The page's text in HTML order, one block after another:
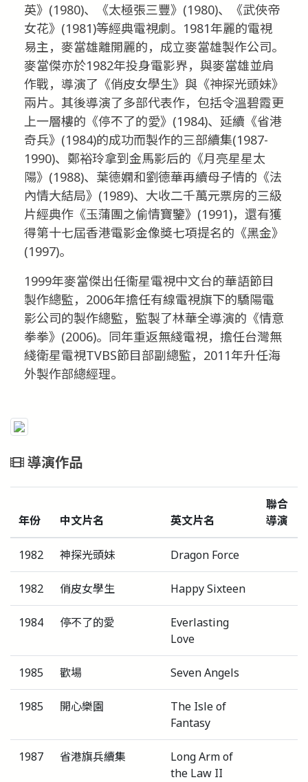
英》(1980)、《太極張三豐》(1980)、《武俠帝
女花》(1981)等經典電視劇。1981年麗的電視
易主，麥當雄離開麗的，成立麥當雄製作公司。
麥當傑亦於1982年投身電影界，與麥當雄並肩
作戰，導演了《俏皮女學生》與《神探光頭妹》
兩片。其後導演了多部代表作，包括令溫碧霞更
上一層樓的《停不了的愛》(1984)、延續《省港
奇兵》(1984)的成功而製作的三部續集(1987-
1990)、鄭裕玲拿到金馬影后的《月亮星星太
陽》(1988)、葉德嫻和劉德華再續母子情的《法
內情大結局》(1989)、大收二千萬元票房的三級
片經典作《玉蒲團之偷情寶鑒》(1991)，還有獲
得第十七屆香港電影金像獎七項提名的《黑金》
(1997)。
1999年麥當傑出任衞星電視中文台的華語節目
製作總監，2006年擔任有線電視旗下的驕陽電
影公司的製作總監，監製了林華全導演的《情意
拳拳》(2006)。同年重返無綫電視，擔任台灣無
綫衛星電視TVBS節目部副總監，2011年升任海
外製作部總經理。
導演作品
年份 中文片名 英文片名
聯合
導演
1982 神探光頭妹 Dragon Force
1982 俏皮女學生 Happy Sixteen
1984 停不了的愛
Everlasting
Love
1985 歡場 Seven Angels
1985 開心樂園
The Isle of
Fantasy
1987 省港旗兵續集
Long Arm of
the Law II